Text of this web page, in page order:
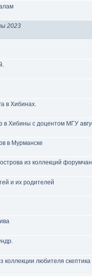
2023
в Хибинах.
в Хибины с доцентом МГУ
в Мурманске
из коллекций форумчан
и их родителей
коллекции любителя скептика